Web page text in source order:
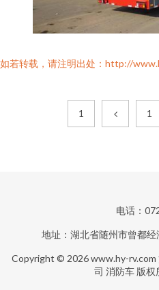
如若转载，请注明出处：http://
1 1
电话：
地址：湖北省随州市曾都
Copyright © 2026www.hy-rv.com
司 消防车 版权